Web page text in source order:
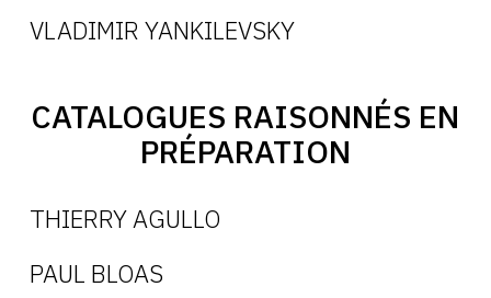
VLADIMIR YANKILEVSKY
CATALOGUES RAISONNÉS EN
PRÉPARATION
THIERRY AGULLO
PAUL BLOAS